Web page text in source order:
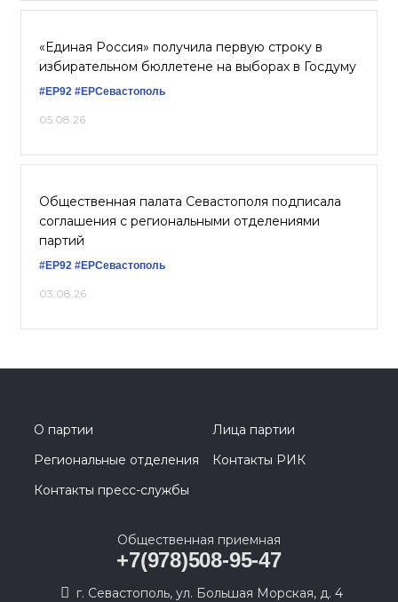
«Единая Россия» получила первую строку в
избирательном бюллетене на выборах в Госдуму
#ЕР92 #ЕРСевастополь
05.08.26
Общественная палата Севастополя подписала
соглашения с региональными отделениями
партий
#ЕР92 #ЕРСевастополь
03.08.26
О партии
Лица партии
Региональные отделения
Контакты РИК
Контакты пресс-службы
Общественная приемная
+7(978)508-95-47
г. Севастополь, ул. Большая Морская, д. 4